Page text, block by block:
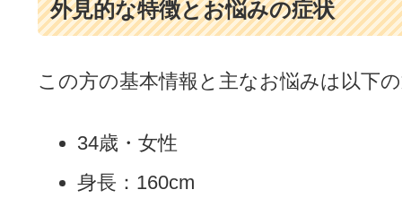
外見的な特徴とお悩みの症状
この方の基本情報と主なお悩みは以下の
34歳・女性
身長：160cm